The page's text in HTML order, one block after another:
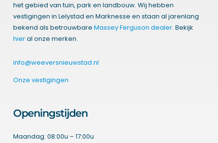
het gebied van tuin, park en landbouw. Wij hebben
vestigingen in Lelystad en Marknesse en staan al jarenlang
bekend als betrouwbare Massey Ferguson dealer. Bekijk
hieral onze merken.
info@weeversnieuwstad.nl
Onze vestigingen
Openingstijden
Maandag: 08:00u – 17:00u